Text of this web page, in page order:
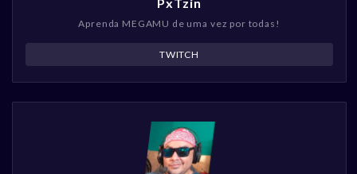
Aprenda MEGAMU de uma vez por todas!
TWITCH